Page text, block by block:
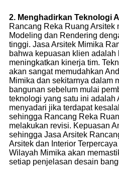
2. Menghadirkan Teknologi
Rancang Reka Ruang
Modeling dan Rendering
tinggi. Jasa Arsitek Mimika
bahwa kepuasan klien adalah
meningkatkan kinerja tim.
akan sangat memudahkan
Mimika dan sekitarnya dalam
bangunan sebelum mulai
teknologi yang satu ini adalah
menyadari jika terdapat
sehingga Rancang Reka
melakukan revisi. Kepuasan
sehingga Jasa Arsitek
Arsitek dan Interior
Wilayah Mimika akan
setiap penjelasan desain